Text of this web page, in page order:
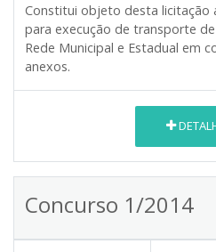
Constitui objeto desta licitação
para execução de transporte
Rede Municipal e Estadual em
anexos.
Concurso 1/2014